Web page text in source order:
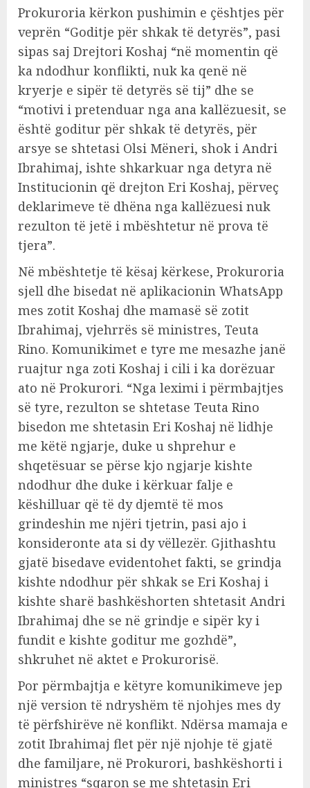
Prokuroria kërkon pushimin e çështjes për
veprën “Goditje për shkak të detyrës”, pasi
sipas saj Drejtori Koshaj “në momentin që
ka ndodhur konflikti, nuk ka qenë në
kryerje e sipër të detyrës së tij” dhe se
“motivi i pretenduar nga ana kallëzuesit, se
është goditur për shkak të detyrës, për
arsye se shtetasi Olsi Mëneri, shok i Andri
Ibrahimaj, ishte shkarkuar nga detyra në
Institucionin që drejton Eri Koshaj, përveç
deklarimeve të dhëna nga kallëzuesi nuk
rezulton të jetë i mbështetur në prova të
tjera”.
Në mbështetje të kësaj kërkese, Prokuroria
sjell dhe bisedat në aplikacionin WhatsApp
mes zotit Koshaj dhe mamasë së zotit
Ibrahimaj, vjehrrës së ministres, Teuta
Rino. Komunikimet e tyre me mesazhe janë
ruajtur nga zoti Koshaj i cili i ka dorëzuar
ato në Prokurori. “Nga leximi i përmbajtjes
së tyre, rezulton se shtetase Teuta Rino
bisedon me shtetasin Eri Koshaj në lidhje
me këtë ngjarje, duke u shprehur e
shqetësuar se përse kjo ngjarje kishte
ndodhur dhe duke i kërkuar falje e
këshilluar që të dy djemtë të mos
grindeshin me njëri tjetrin, pasi ajo i
konsideronte ata si dy vëllezër. Gjithashtu
gjatë bisedave evidentohet fakti, se grindja
kishte ndodhur për shkak se Eri Koshaj i
kishte sharë bashkëshorten shtetasit Andri
Ibrahimaj dhe se në grindje e sipër ky i
fundit e kishte goditur me gozhdë”,
shkruhet në aktet e Prokurorisë.
Por përmbajtja e këtyre komunikimeve jep
një version të ndryshëm të njohjes mes dy
të përfshirëve në konflikt. Ndërsa mamaja e
zotit Ibrahimaj flet për një njohje të gjatë
dhe familjare, në Prokurori, bashkëshorti i
ministres “sqaron se me shtetasin Eri